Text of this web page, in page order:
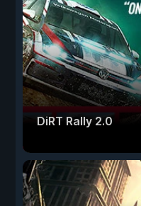
DiRT Rally 2.0